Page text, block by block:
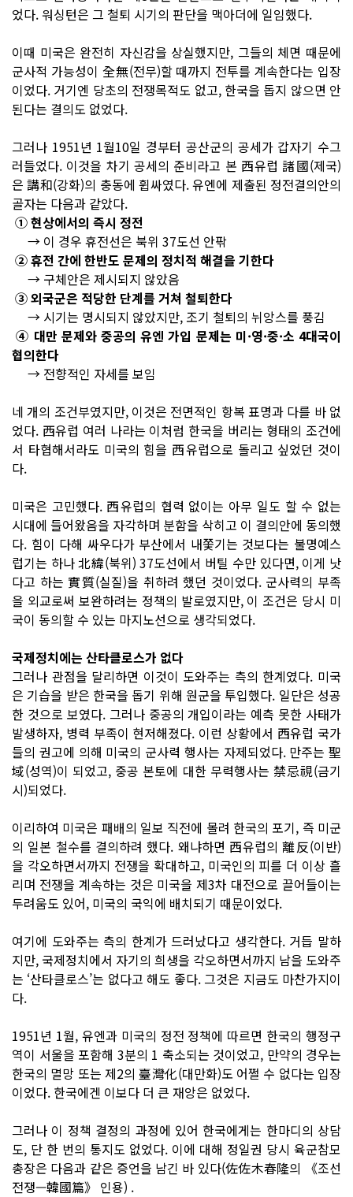
었다. 워싱턴은 그 철퇴 시기의 판단을 맥아더에 일임했다.
이때 미국은 완전히 자신감을 상실했지만, 그들의 체면 때문에
군사적 가능성이 全無(전무)할 때까지 전투를 계속한다는 입장
이었다. 거기엔 당초의 전쟁목적도 없고, 한국을 돕지 않으면 안
된다는 결의도 없었다.
그러나 1951년 1월10일 경부터 공산군의 공세가 갑자기 수그
러들었다. 이것을 차기 공세의 준비라고 본 西유럽 諸國(제국)
은 講和(강화)의 충동에 휩싸였다. 유엔에 제출된 정전결의안의
골자는 다음과 같았다.
① 현상에서의 즉시 정전
→ 이 경우 휴전선은 북위 37도선 안팎
② 휴전 간에 한반도 문제의 정치적 해결을 기한다
→ 구체안은 제시되지 않았음
③ 외국군은 적당한 단계를 거쳐 철퇴한다
→ 시기는 명시되지 않았지만, 조기 철퇴의 뉘앙스를 풍김
④ 대만 문제와 중공의 유엔 가입 문제는 미·영·중·소 4대국이
협의한다
→ 전향적인 자세를 보임
네 개의 조건부였지만, 이것은 전면적인 항복 표명과 다를 바 없
었다. 西유럽 여러 나라는 이처럼 한국을 버리는 형태의 조건에
서 타협해서라도 미국의 힘을 西유럽으로 돌리고 싶었던 것이
다.
미국은 고민했다. 西유럽의 협력 없이는 아무 일도 할 수 없는
시대에 들어왔음을 자각하며 분함을 삭히고 이 결의안에 동의했
다. 힘이 다해 싸우다가 부산에서 내쫓기는 것보다는 불명예스
럽기는 하나 北緯(북위) 37도선에서 버틸 수만 있다면, 이게 낫
다고 하는 實質(실질)을 취하려 했던 것이었다. 군사력의 부족
을 외교로써 보완하려는 정책의 발로였지만, 이 조건은 당시 미
국이 동의할 수 있는 마지노선으로 생각되었다.
국제정치에는 산타클로스가 없다
그러나 관점을 달리하면 이것이 도와주는 측의 한계였다. 미국
은 기습을 받은 한국을 돕기 위해 원군을 투입했다. 일단은 성공
한 것으로 보였다. 그러나 중공의 개입이라는 예측 못한 사태가
발생하자, 병력 부족이 현저해졌다. 이런 상황에서 西유럽 국가
들의 권고에 의해 미국의 군사력 행사는 자제되었다. 만주는 聖
域(성역)이 되었고, 중공 본토에 대한 무력행사는 禁忌視(금기
시)되었다.
이리하여 미국은 패배의 일보 직전에 몰려 한국의 포기, 즉 미군
의 일본 철수를 결의하려 했다. 왜냐하면 西유럽의 離反(이반)
을 각오하면서까지 전쟁을 확대하고, 미국인의 피를 더 이상 흘
리며 전쟁을 계속하는 것은 미국을 제3차 대전으로 끌어들이는
두려움도 있어, 미국의 국익에 배치되기 때문이었다.
여기에 도와주는 측의 한계가 드러났다고 생각한다. 거듭 말하
지만, 국제정치에서 자기의 희생을 각오하면서까지 남을 도와주
는 ‘산타클로스’는 없다고 해도 좋다. 그것은 지금도 마찬가지이
다.
1951년 1월, 유엔과 미국의 정전 정책에 따르면 한국의 행정구
역이 서울을 포함해 3분의 1 축소되는 것이었고, 만약의 경우는
한국의 멸망 또는 제2의 臺灣化(대만화)도 어쩔 수 없다는 입장
이었다. 한국에겐 이보다 더 큰 재앙은 없었다.
그러나 이 정책 결정의 과정에 있어 한국에게는 한마디의 상담
도, 단 한 번의 통지도 없었다. 이에 대해 정일권 당시 육군참모
총장은 다음과 같은 증언을 남긴 바 있다(佐佐木春隆의 《조선
전쟁—韓國篇》 인용) .